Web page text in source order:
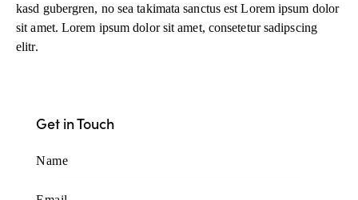
kasd gubergren, no sea takimata sanctus est Lorem ipsum dolor
sit amet. Lorem ipsum dolor sit amet, consetetur sadipscing
elitr.
Get in Touch